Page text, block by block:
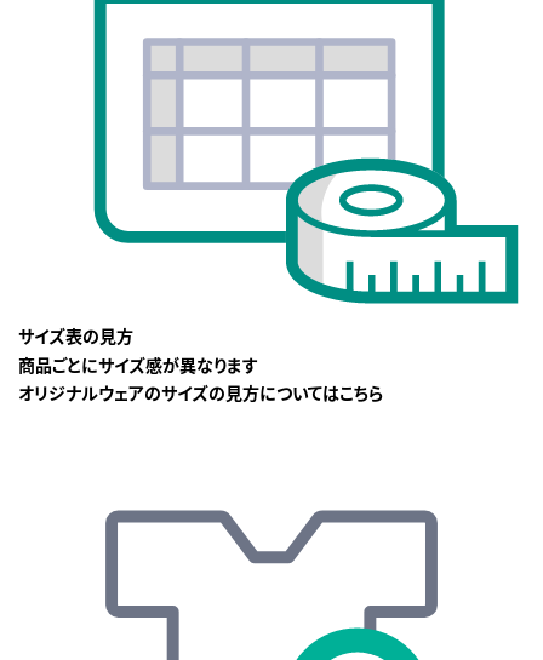
サイズ表の見方
商品ごとにサイズ感が異なります
オリジナルウェアのサイズの見方についてはこちら